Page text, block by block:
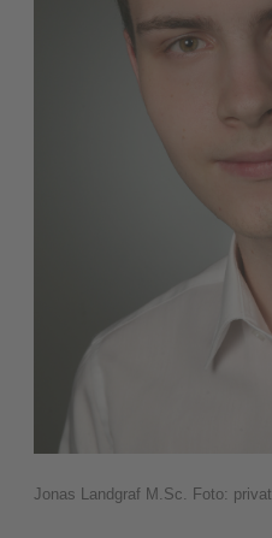
Jonas Landgraf M.Sc. Foto: privat.